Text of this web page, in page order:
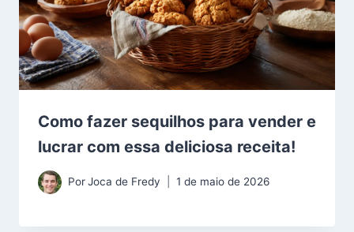
Como fazer sequilhos para vender e
lucrar com essa deliciosa receita!
PorJoca de Fredy 1 de maio de 2026